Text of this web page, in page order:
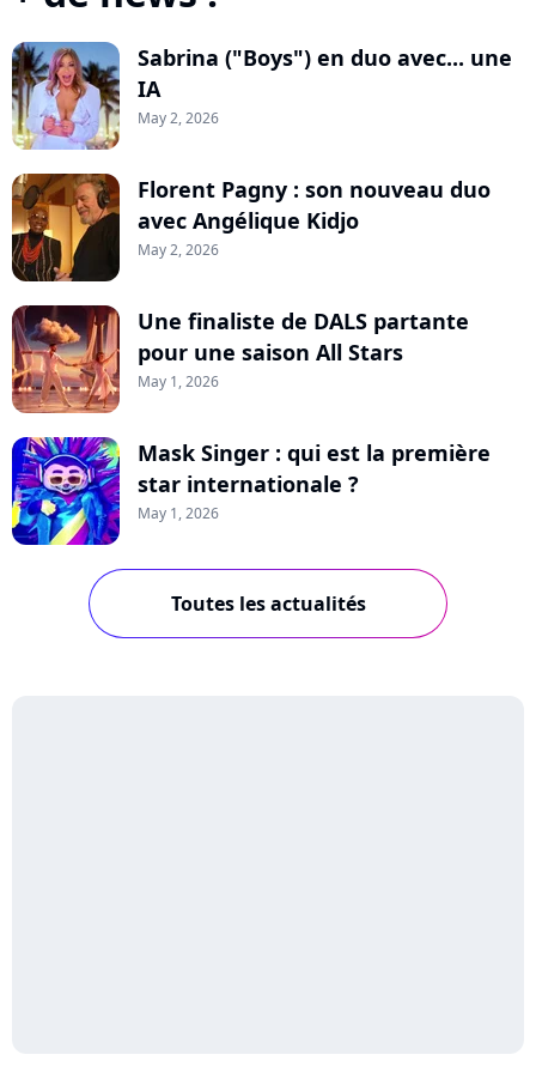
Sabrina ("Boys") en duo avec... une
IA
May 2, 2026
Florent Pagny : son nouveau duo
avec Angélique Kidjo
May 2, 2026
Une finaliste de DALS partante
pour une saison All Stars
May 1, 2026
Mask Singer : qui est la première
star internationale ?
May 1, 2026
Toutes les actualités